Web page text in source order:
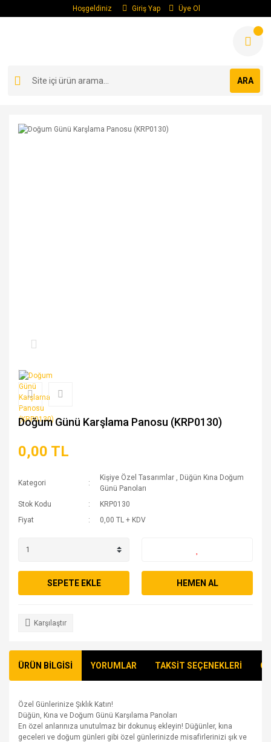
Hoşgeldiniz Giriş Yap Üye Ol
ARA
Doğum Günü Karşlama Panosu (KRP0130)
0,00 TL
Kategori
Kişiye Özel Tasarımlar , Düğün Kına Doğum
Günü Panoları
Stok Kodu
KRP0130
Fiyat
0,00 TL + KDV
SEPETE EKLE HEMEN AL
Karşılaştır
ÜRÜN BİLGİSİ YORUMLAR TAKSİT SEÇENEKLERİ
Özel Günlerinize Şıklık Katın!
Düğün, Kına ve Doğum Günü Karşılama Panoları
En özel anlarınıza unutulmaz bir dokunuş ekleyin! Düğünler, kına
geceleri ve doğum günleri gibi özel günlerinizde misafirlerinizi şık ve